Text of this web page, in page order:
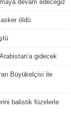
devam edeceğiz
öldü
gidecek
Büyükelçisi ile
balistik füzelerle